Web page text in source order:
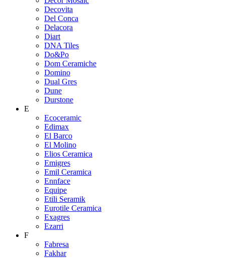
Decovita
Del Conca
Delacora
Diart
DNA Tiles
Do&Po
Dom Ceramiche
Domino
Dual Gres
Dune
Durstone
E
Ecoceramic
Edimax
El Barco
El Molino
Elios Ceramica
Emigres
Emil Ceramica
Ennface
Equipe
Etili Seramik
Eurotile Ceramica
Exagres
Ezarri
F
Fabresa
Fakhar